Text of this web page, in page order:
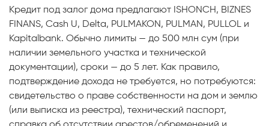
Кредит под залог дома предлагают ISHONCH, BIZNES
FINANS, Cash U, Delta, PULMAKON, PULMAN, PULLOL и
Kapitalbank. Обычно лимиты — до 500 млн сум (при
наличии земельного участка и технической
документации), сроки — до 5 лет. Как правило,
подтверждение дохода не требуется, но потребуются:
свидетельство о праве собственности на дом и землю
(или выписка из реестра), технический паспорт,